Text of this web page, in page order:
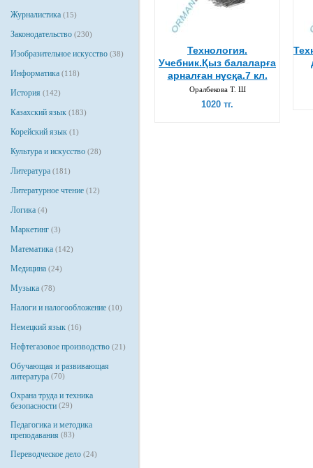
Журналистика (15)
Законодательство (230)
Изобразительное искусство (38)
Информатика (118)
История (142)
Казахский язык (183)
Корейский язык (1)
Культура и искусство (28)
Литература (181)
Литературное чтение (12)
Логика (4)
Маркетинг (3)
Математика (142)
Медицина (24)
Музыка (78)
Налоги и налогообложение (10)
Немецкий язык (16)
Нефтегазовое производство (21)
Обучающая и развивающая
литература (70)
Охрана труда и техника
безопасности (29)
Педагогика и методика
преподавания (83)
Переводческое дело (24)
Технология.
Учебник.Қыз балаларға
арналған нұсқа.7 кл.
Оралбекова Т. Ш
1020 тг.